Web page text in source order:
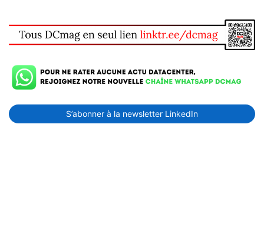
S’abonner à la newsletter LinkedIn